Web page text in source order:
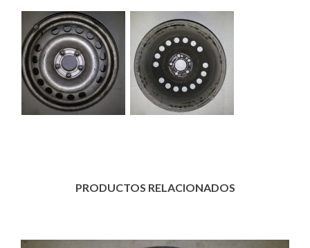
PRODUCTOS RELACIONADOS